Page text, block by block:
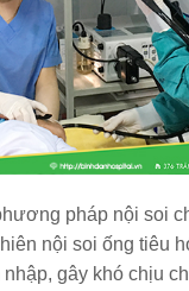
pháp nội soi
nội soi ống tiêu
nhập, gây khó chịu